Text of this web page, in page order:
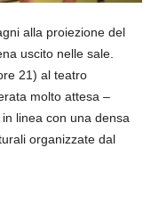
alla proiezione del
uscito nelle sale.
21) al teatro
molto attesa –
linea con una densa
organizzate dal